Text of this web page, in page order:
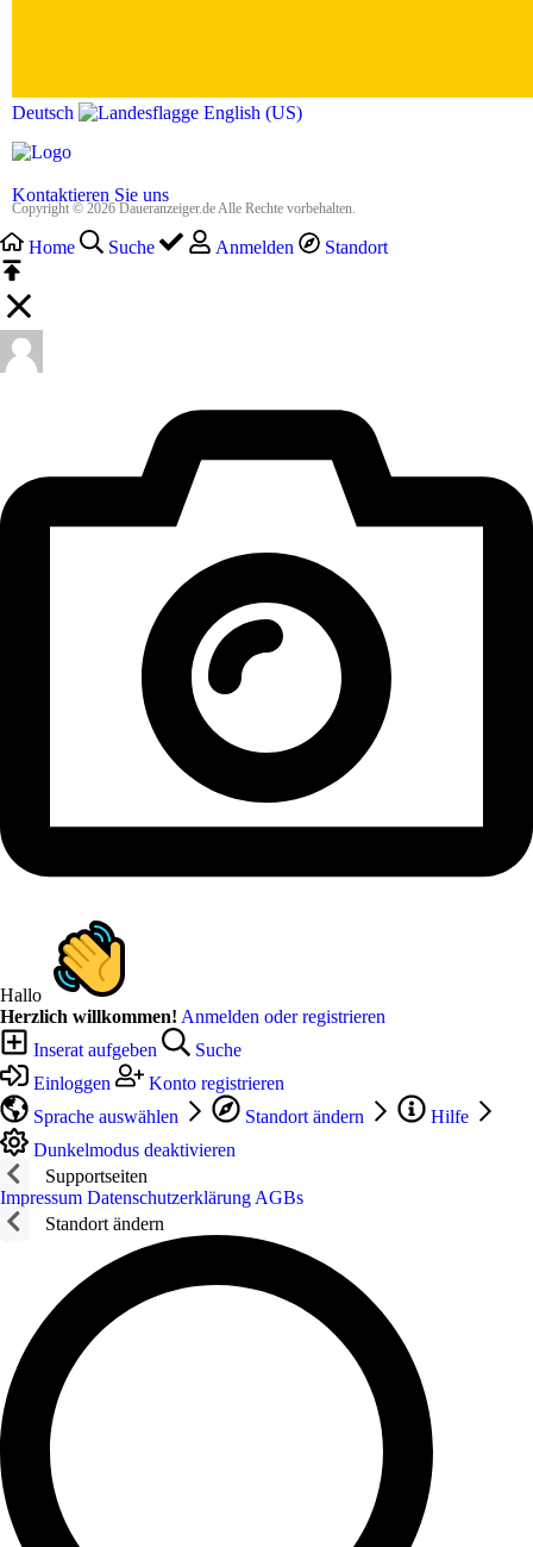
Deutsch‎ English (US)‎
Kontaktieren Sie uns
Copyright © 2026 Daueranzeiger.de Alle Rechte vorbehalten.
Home Suche Anmelden Standort
Hallo
Herzlich willkommen! Anmelden oder registrieren
Inserat aufgeben
Suche
Einloggen
Konto registrieren
Sprache auswählen
Standort ändern
Hilfe
Dunkelmodus deaktivieren
Supportseiten
Impressum Datenschutzerklärung AGBs
Standort ändern